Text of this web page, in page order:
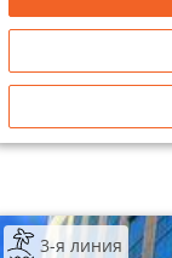
3-я линия